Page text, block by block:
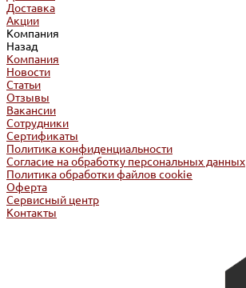
Доставка
Акции
Компания
Назад
Компания
Новости
Статьи
Отзывы
Вакансии
Сотрудники
Сертификаты
Политика конфиденциальности
Согласие на обработку персональных данных
Политика обработки файлов cookie
Оферта
Сервисный центр
Контакты